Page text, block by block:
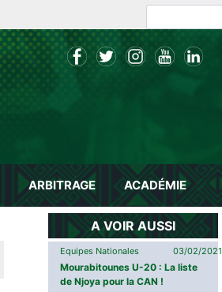
ARBITRAGE ACADÉMIE
A VOIR AUSSI
Equipes Nationales 03/02/2021
Mourabitounes U-20 : La liste
de Njoya pour la CAN !